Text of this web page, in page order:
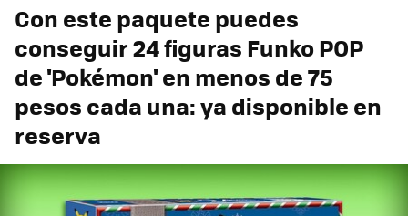
Con este paquete puedes
conseguir 24 figuras Funko POP
de 'Pokémon' en menos de 75
pesos cada una: ya disponible en
reserva